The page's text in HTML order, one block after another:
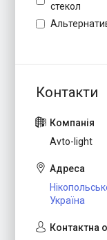
стекол
Avto-light
Україна